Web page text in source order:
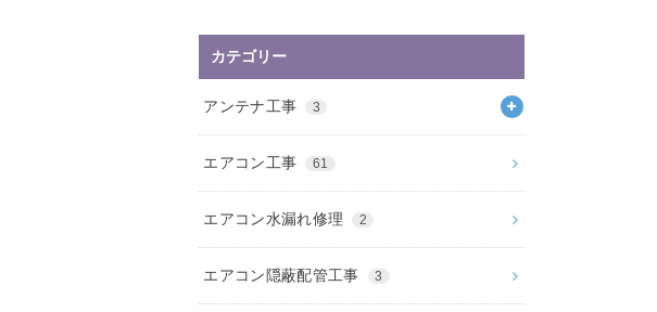
カテゴリー
アンテナ工事 3
エアコン工事 61
エアコン水漏れ修理 2
エアコン隠蔽配管工事 3